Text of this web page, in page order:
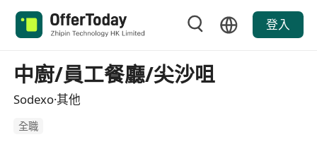
登入
中廚/員工餐廳/尖沙咀
Sodexo·其他
全職